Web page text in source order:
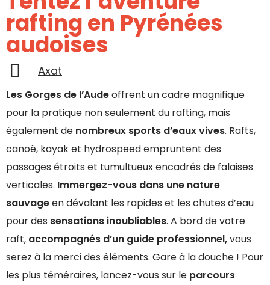
rafting en Pyrénées
audoises
Axat
Les Gorges de l’Audeoffrent un cadre magnifique
pour la pratique non seulement du rafting, mais
également de nombreux sports d’eaux vives. Rafts,
canoë, kayak et hydrospeed empruntent des
passages étroits et tumultueux encadrés de falaises
verticales. Immergez-vous dans une nature
sauvageen dévalant les rapides et les chutes d’eau
pour des sensations inoubliables. A bord de votre
raft, accompagnés d’un guide professionnel,vous
serez à la merci des éléments. Gare à la douche ! Pour
les plus téméraires, lancez-vous sur le parcours